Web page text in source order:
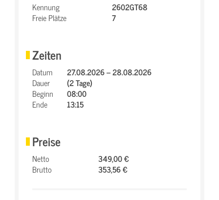
Kennung
2602GT68
Freie Plätze
7
Zeiten
Datum
27.08.2026 – 28.08.2026
Dauer
(2 Tage)
Beginn
08:00
Ende
13:15
Preise
Netto
349,00 €
Brutto
353,56 €